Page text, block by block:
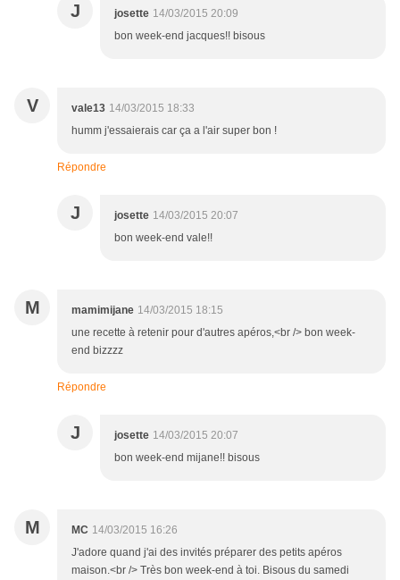
J josette 14/03/2015 20:09
bon week-end jacques!! bisous
V vale13 14/03/2015 18:33
humm j'essaierais car ça a l'air super bon !
Répondre
J josette 14/03/2015 20:07
bon week-end vale!!
M mamimijane 14/03/2015 18:15
une recette à retenir pour d'autres apéros,<br /> bon week-
end bizzzz
Répondre
J josette 14/03/2015 20:07
bon week-end mijane!! bisous
M MC 14/03/2015 16:26
J'adore quand j'ai des invités préparer des petits apéros
maison.<br /> Très bon week-end à toi. Bisous du samedi